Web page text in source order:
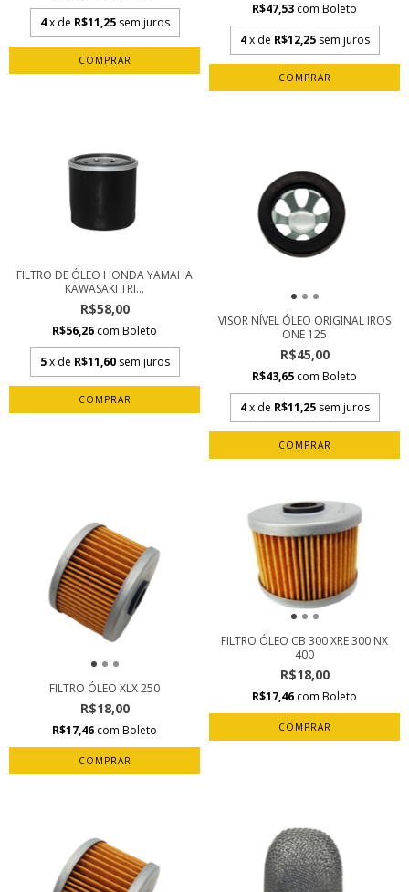
4 x de R$11,25 sem juros
R$47,53 com Boleto
4 x de R$12,25 sem juros
FILTRO DE ÓLEO HONDA YAMAHA
KAWASAKI TRI...
R$58,00
R$56,26 com Boleto
5 x de R$11,60 sem juros
VISOR NÍVEL ÓLEO ORIGINAL IROS
ONE 125
R$45,00
R$43,65 com Boleto
4 x de R$11,25 sem juros
FILTRO ÓLEO XLX 250
R$18,00
R$17,46 com Boleto
FILTRO ÓLEO CB 300 XRE 300 NX
400
R$18,00
R$17,46 com Boleto